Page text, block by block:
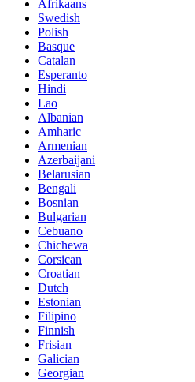
Afrikaans
Swedish
Polish
Basque
Catalan
Esperanto
Hindi
Lao
Albanian
Amharic
Armenian
Azerbaijani
Belarusian
Bengali
Bosnian
Bulgarian
Cebuano
Chichewa
Corsican
Croatian
Dutch
Estonian
Filipino
Finnish
Frisian
Galician
Georgian